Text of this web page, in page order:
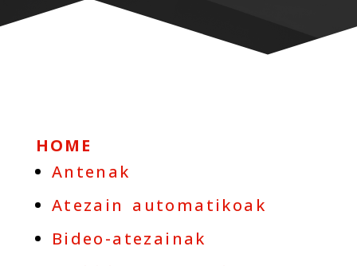
HOME
Antenak
Atezain automatikoak
Bideo-atezainak